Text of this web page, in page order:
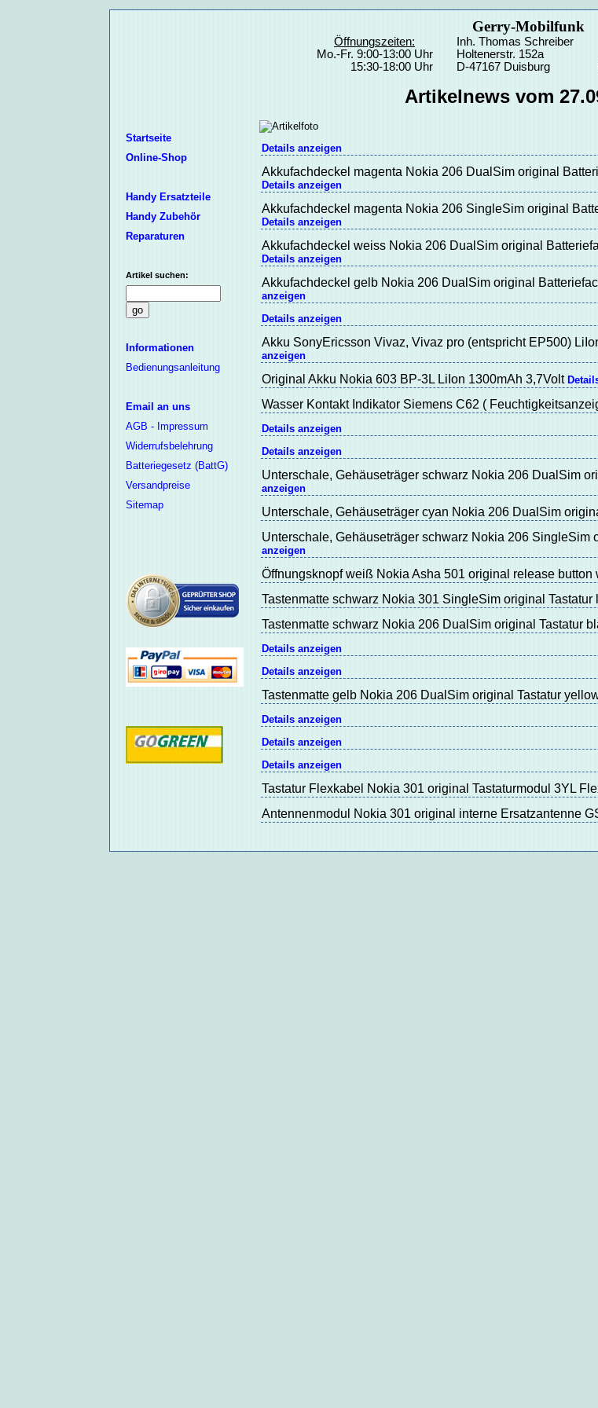
Gerry-Mobilfunk
Öffnungszeiten: Inh. Thomas Schreiber
Mo.-Fr. 9:00-13:00 Uhr
Holtenerstr. 152a
15:30-18:00 Uhr
D-47167 Duisburg
Artikelnews vom
Startseite
Online-Shop
Handy Ersatzteile
Handy Zubehör
Reparaturen
Artikel suchen:
Informationen
Bedienungsanleitung
Email an uns
AGB - Impressum
Widerrufsbelehrung
Batteriegesetz (BattG)
Versandpreise
Sitemap
Details anzeigen
Akkufachdeckel magenta Nokia 206 DualSim original
Details anzeigen
Akkufachdeckel magenta Nokia 206 SingleSim original
Details anzeigen
Akkufachdeckel weiss Nokia 206 DualSim original
Details anzeigen
Akkufachdeckel gelb Nokia 206 DualSim original
anzeigen
Details anzeigen
Akku SonyEricsson Vivaz, Vivaz pro (entspricht EP500)
anzeigen
Original Akku Nokia 603 BP-3L LiIon 1300mAh 3,7Volt
Wasser Kontakt Indikator Siemens C62 (
Details anzeigen
Details anzeigen
Unterschale, Gehäuseträger schwarz Nokia 206 DualSim
anzeigen
Unterschale, Gehäuseträger cyan Nokia 206 DualSim
Unterschale, Gehäuseträger schwarz Nokia 206 SingleSim
anzeigen
Öffnungsknopf weiß Nokia Asha 501 original release button
Tastenmatte schwarz Nokia 301 SingleSim original Tastatur
Tastenmatte schwarz Nokia 206 DualSim original Tastatur
Details anzeigen
Details anzeigen
Tastenmatte gelb Nokia 206 DualSim original Tastatur
Details anzeigen
Details anzeigen
Details anzeigen
Tastatur Flexkabel Nokia 301 original Tastaturmodul 3YL
Antennenmodul Nokia 301 original interne Ersatzantenne